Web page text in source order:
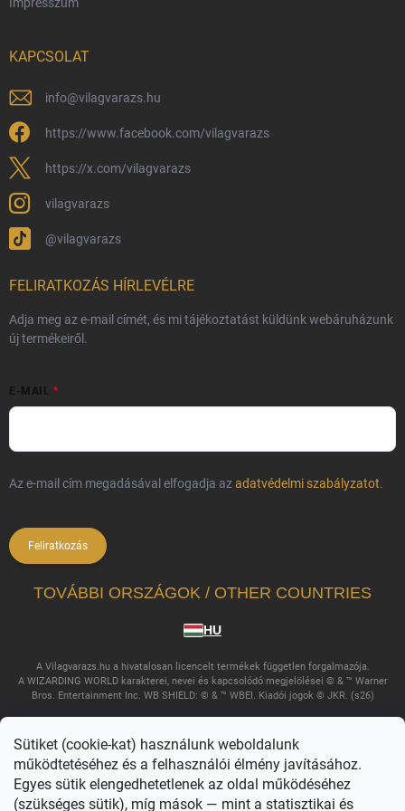
Sütiket (cookie-kat) használunk weboldalunk
működtetéséhez és a felhasználói élmény javításához.
Egyes sütik elengedhetetlenek az oldal működéséhez
(szükséges sütik), míg mások — mint a statisztikai és
Hűségprogram
Általános Szerződési Feltételek
Adatvédelmi feltételek
Védjegyek és szerzői jogok
Fémjelzés és nemesfém-tájékoztató
KAPCSOLAT
info@vilagvarazs.hu
https://www.facebook.com/vilagvarazs
https://x.com/vilagvarazs
vilagvarazs
@vilagvarazs
FELIRATKOZÁS HÍRLEVÉLRE
Adja meg az e-mail címét, és mi tájékoztatást küldünk webáruházunk
új termékeiről.
E-MAIL
Az e-mail cím megadásával elfogadja azadatvédelmi szabályzatot.
Feliratkozás
TOVÁBBI ORSZÁGOK / OTHER COUNTRIES
HU
A Vilagvarazs.hu a hivatalosan licencelt termékek független forgalmazója.
A WIZARDING WORLD karakterei, nevei és kapcsolódó megjelölései © & ™ Warner
Bros. Entertainment Inc. WB SHIELD: © & ™ WBEI. Kiadói jogok © JKR. (s26)